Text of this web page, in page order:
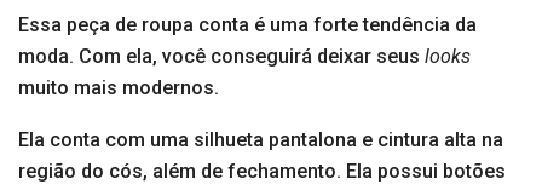
Essa peça de roupa conta é uma forte tendência da
moda. Com ela, você conseguirá deixar seus looks
muito mais modernos.
Ela conta com uma silhueta pantalona e cintura alta na
região do cós, além de fechamento. Ela possui botões